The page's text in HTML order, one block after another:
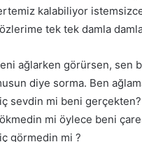
kalabiliyor
tek tek damla
ağlarken görürsen, sen
diye sorma. Ben
sevdin mi beni
mi öylece beni
görmedin mi ?